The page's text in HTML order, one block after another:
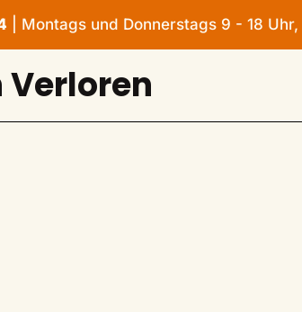
| Montags und Donnerstags 9 - 18